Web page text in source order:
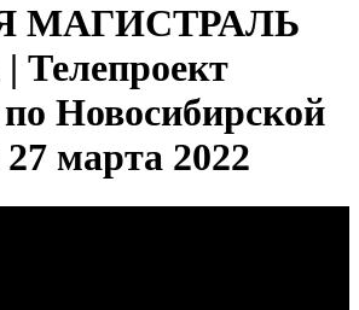
МАГИСТРАЛЬ
Новосибирской
марта 2022